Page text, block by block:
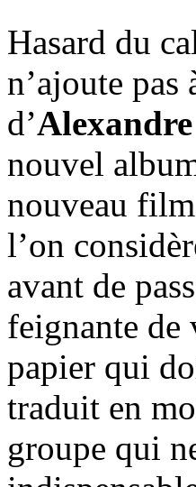
Hasard du
n’ajoute pas
d’
nouvel
nouveau
l’on
avant de
feignante de
papier qui
traduit en
groupe qui